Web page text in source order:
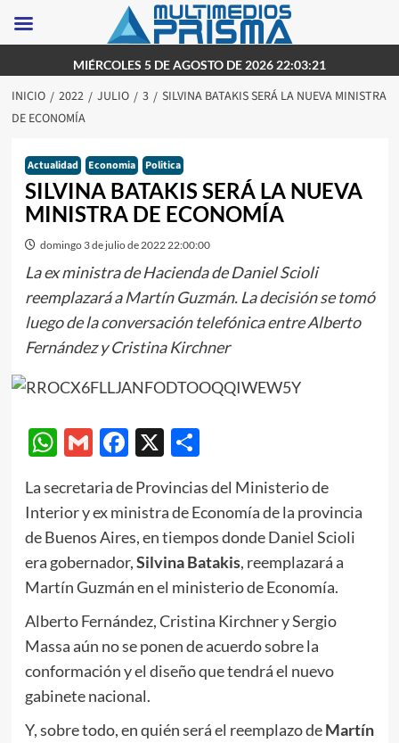
al
contenido
MIÉRCOLES 5 DE AGOSTO DE 2026 22:03:21
INICIO 2022 JULIO 3
SILVINA BATAKIS SERÁ LA NUEVA MINISTRA
DE ECONOMÍA
Actualidad Economia Politica
SILVINA BATAKIS SERÁ LA NUEVA
MINISTRA DE ECONOMÍA
domingo 3 de julio de 2022 22:00:00
La ex ministra de Hacienda de Daniel Scioli
reemplazará a Martín Guzmán. La decisión se tomó
luego de la conversación telefónica entre Alberto
Fernández y Cristina Kirchner
WhatsApp
GmailFacebook
X Compartir
La secretaria de Provincias del Ministerio de
Interior y ex ministra de Economía de la provincia
de Buenos Aires, en tiempos donde Daniel Scioli
era gobernador,Silvina Batakis, reemplazará a
Martín Guzmán en el ministerio de Economía.
Alberto Fernández, Cristina Kirchner y Sergio
Massa aún no se ponen de acuerdo sobre la
conformación y el diseño que tendrá el nuevo
gabinete nacional.
Y, sobre todo, en quién será el reemplazo deMartín